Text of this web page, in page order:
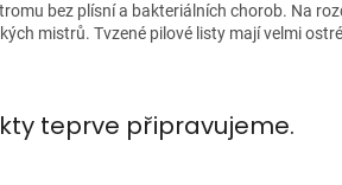
bez plísní a bakteriálních chorob. Na
mistrů. Tvzené pilové listy mají velmi
teprve připravujeme.